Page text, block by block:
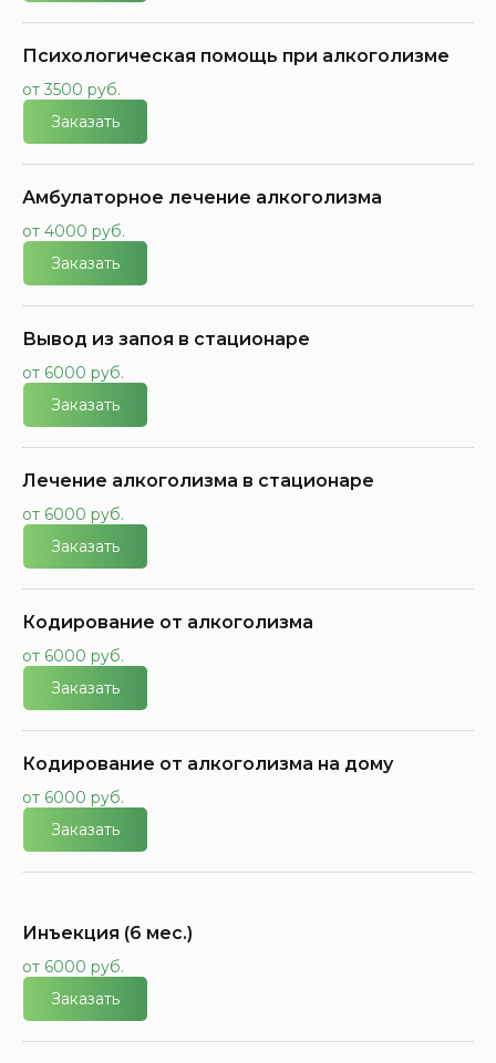
Психологическая помощь при алкоголизме
от 3500 руб.
Заказать
Амбулаторное лечение алкоголизма
от 4000 руб.
Заказать
Вывод из запоя в стационаре
от 6000 руб.
Заказать
Лечение алкоголизма в стационаре
от 6000 руб.
Заказать
Кодирование от алкоголизма
от 6000 руб.
Заказать
Кодирование от алкоголизма на дому
от 6000 руб.
Заказать
Инъекция (6 мес.)
от 6000 руб.
Заказать